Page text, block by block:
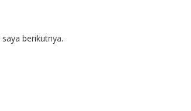
berikutnya.